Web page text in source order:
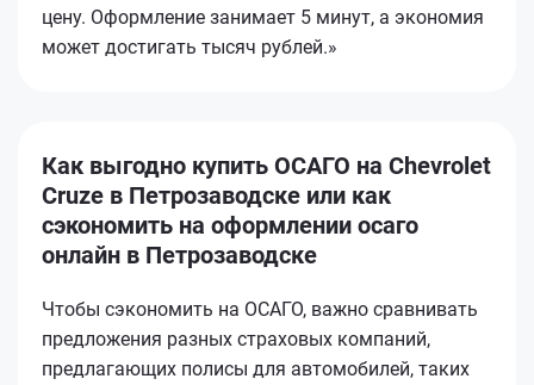
цену. Оформление занимает 5 минут, а экономия
может достигать тысяч рублей.»
Как выгодно купить ОСАГО на Chevrolet
Cruze в Петрозаводске или как
сэкономить на оформлении осаго
онлайн в Петрозаводске
Чтобы сэкономить на ОСАГО, важно сравнивать
предложения разных страховых компаний,
предлагающих полисы для автомобилей, таких